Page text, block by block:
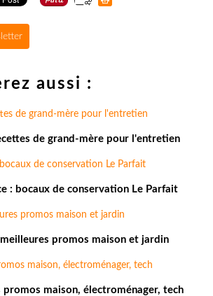
aussi :
de grand-mère pour l'entretien
: bocaux de conservation Le Parfait
promos maison et jardin
promos maison, électroménager, tech